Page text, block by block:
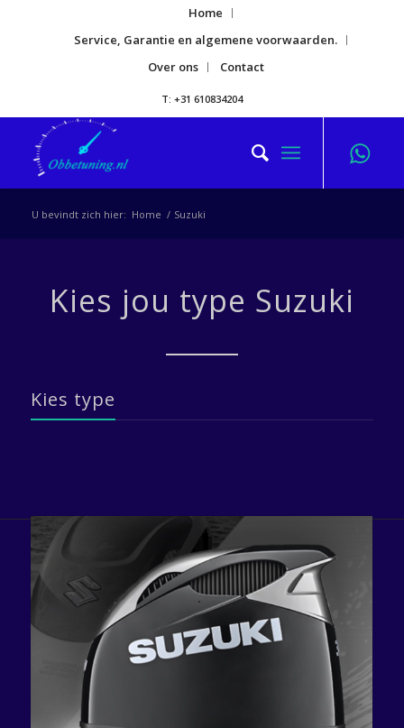
Home
Service, Garantie en algemene voorwaarden.
Over ons
Contact
T: +31 610834204
U bevindt zich hier: Home / Suzuki
Kies jou type Suzuki
Kies type